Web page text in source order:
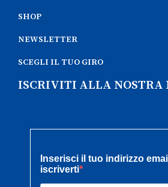
SHOP
NEWSLETTER
SCEGLI IL TUO GIRO
ISCRIVITI ALLA NOSTRA